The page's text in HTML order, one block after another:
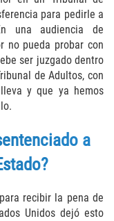
para pedirle a
una audiencia de
no pueda probar con
ser juzgado dentro
de Adultos, con
y que ya hemos
a
recibir la pena de
Unidos dejó esto